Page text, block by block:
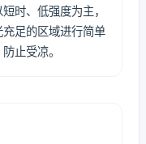
时、低强度为主，
足的区域进行简单
止受凉。